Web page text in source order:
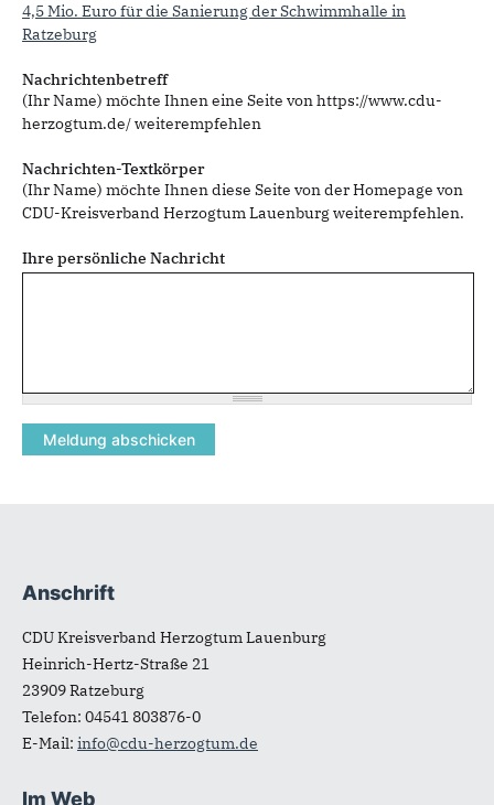
4,5 Mio. Euro für die Sanierung der Schwimmhalle in
Ratzeburg
Nachrichtenbetreff
(Ihr Name) möchte Ihnen eine Seite von https://www.cdu-
herzogtum.de/ weiterempfehlen
Nachrichten-Textkörper
(Ihr Name) möchte Ihnen diese Seite von der Homepage von
CDU-Kreisverband Herzogtum Lauenburg weiterempfehlen.
Ihre persönliche Nachricht
Fußbereich
Anschrift
CDU Kreisverband Herzogtum Lauenburg
Heinrich-Hertz-Straße 21
23909Ratzeburg
Telefon: 04541 803876-0
E-Mail: info@cdu-herzogtum.de
Im Web